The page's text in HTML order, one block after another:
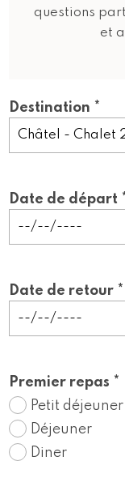
questions particulières
Destination *
Date de départ
Date de retour *
Premier repas *
Petit déjeuner
Déjeuner
Diner